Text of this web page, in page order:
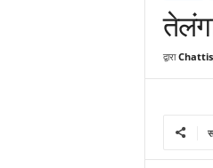
द्वारा